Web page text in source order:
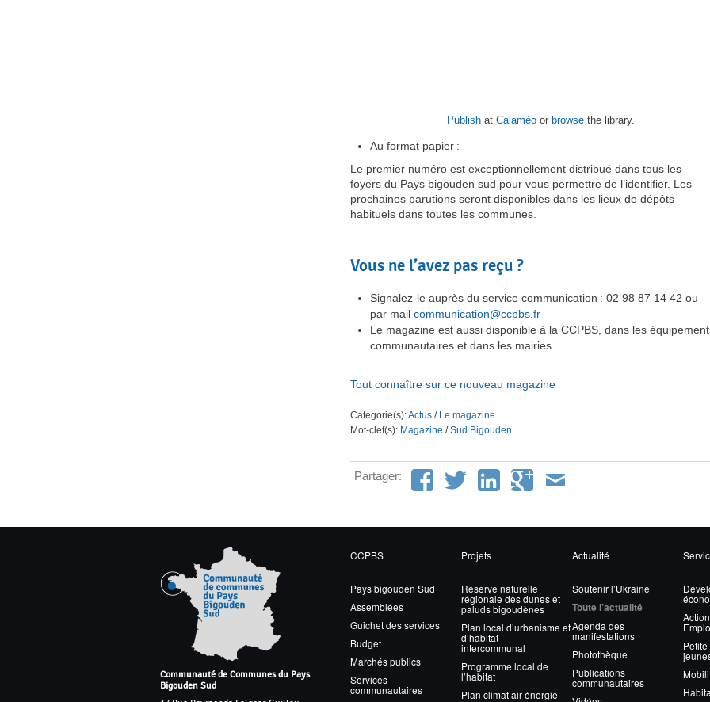
Publishat Calaméoor browsethe library.
Au format papier :
Le premier numéro est exceptionnellement distribué dans tous les
foyers du Pays bigouden sud pour vous permettre de l’identifier. Les
prochaines parutions seront disponibles dans les lieux de dépôts
habituels dans toutes les communes.
Vous ne l’avez pas reçu ?
Signalez-le auprès du service communication : 02 98 87 14 42 ou
par mail communication@ccpbs.fr
Le magazine est aussi disponible à la CCPBS, dans les
communautaires et dans les mairies.
Tout connaître sur ce nouveau magazine
Categorie(s):Actus / Le magazine
Mot-clef(s): Magazine /Sud Bigouden
Partager:
Communauté de Communes du Pays
Bigouden Sud
CCPBS
Pays bigouden Sud
Assemblées
Guichet des services
Budget
Marchés publics
Services
communautaires
Projets
Réserve naturelle
régionale des dunes et
paluds bigoudènes
Plan local d’urbanisme et
d’habitat
intercommunal
Programme local de
l’habitat
Plan climat air énergie
Actualité
Soutenir l’Ukraine
Toute l’actualité
Agenda des
manifestations
Photothèque
Publications
communautaires